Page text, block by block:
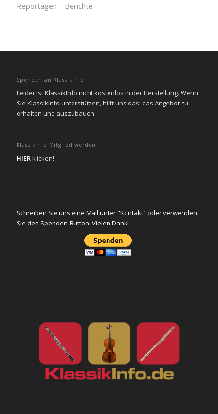
Reportagen – Berichte
Spenden an KlassikInfo
Leider ist KlassikInfo nicht kostenlos in der Herstellung. Wenn
Sie KlassikInfo unterstützen, hilft uns das, das Angebot zu
erhalten und auszubauen.
Klassikinfo Mitglied werden
HIER klicken!
Schreiben Sie uns eine Mail unter "Kontakt" oder verwenden
Sie den Spenden-Button. Vielen Dank!